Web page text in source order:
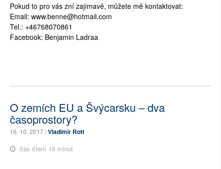
Pokud to pro vás zní zajímavě, můžete mě kontaktovat:
Email: www.benne@hotmail.com
Tel.: +46768070861
Facebook: Benjamin Ladraa
O zemích EU a Švýcarsku – dva
časoprostory?
16. 10. 2017 /Vladimír Rott
čas čtení 16 minut